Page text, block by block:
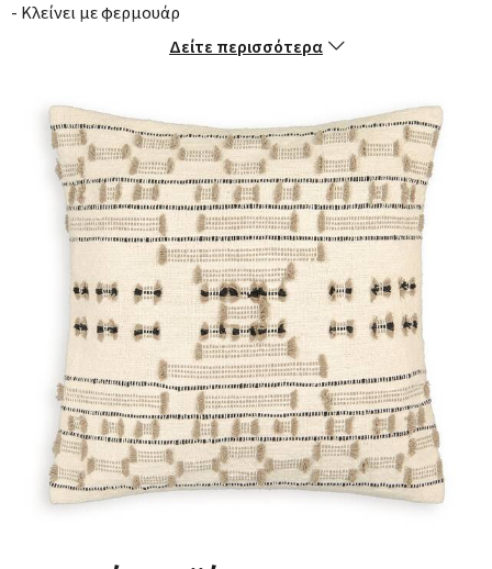
- Κλείνει με φερμουάρ
- Τα μαξιλάρια για γέμισμα Terra πωλούνται στο laredoute.gr
Διαστάσεις
- 40 x 40 εκ.
- 50 x 30 εκ.
Προϊόν υπεύθυνης παραγωγής
- Επιλέγοντας ένα προϊόν με την ετικέτα "STANDARD 100 by
OEKO-TEX®" (σίγουρα μια πολύ τεχνική περιγραφή που
μπορεί να μην καταλαβαίνετε), επιλέγετε ένα ύφασμα
αβλαβές, που δεν ερεθίζει το δέρμα. Μια ανεξάρτητη και
διεθνής πιστοποίηση αναφοράς που προστατεύει την υγεία
των καταναλωτών. Με γνώμονα την υγεία και την προστασία
του περιβάλλοντος.
Χρώματα: Εκρου
Μεγέθη:
Δείτε περισσότερα